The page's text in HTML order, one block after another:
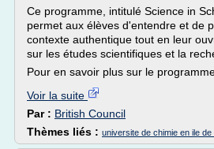
Ce programme, intitulé Science in
permet aux élèves d'entendre et de
contexte authentique tout en leur
sur les études scientifiques et la
Pour en savoir plus sur le
Voir la suite
Par : British Council
Thèmes liés : universite de chimie en ile